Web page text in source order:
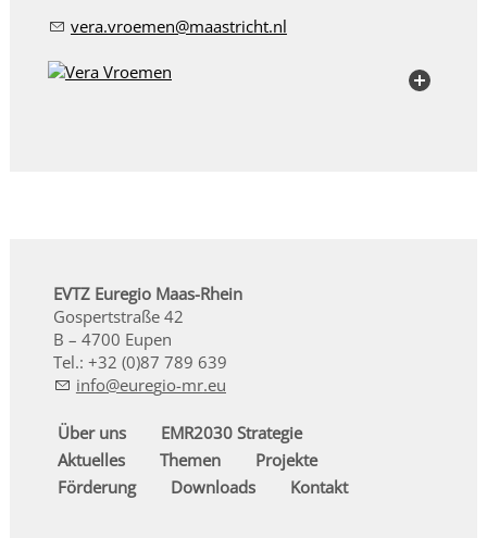
v r vr m n m str cht nl
EVTZ Euregio Maas-Rhein
Gospertstraße 42
B – 4700 Eupen
Tel.: +32 (0)87 789 639
nf
r g -mr
Über uns
EMR2030 Strategie
Aktuelles
Themen
Projekte
Förderung
Downloads Kontakt